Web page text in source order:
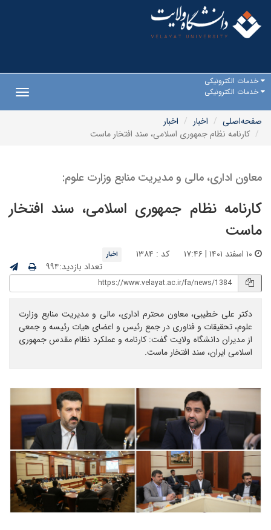
خدمات الکترونیکی
خدمات الکترونیکی
صفحه‌اصلی
اخبار
اخبار
کارنامه نظام جمهوری اسلامی، سند افتخار ماست
معاون اداری، مالی و مدیریت منابع وزارت علوم:
کارنامه نظام جمهوری اسلامی، سند افتخار
ماست
کد : ۱۳۸۴ اخبار
تعداد بازدید:۹۹۴
دکتر علی خطیبی، معاون محترم اداری، مالی و مدیریت منابع وزارت
علوم، تحقیقات و فناوری در جمع رئیس و اعضای هیات رئیسه و جمعی
از مدیران دانشگاه ولایت گفت: کارنامه و عملکرد نظام مقدس جمهوری
اسلامی ایران، سند افتخار ماست.